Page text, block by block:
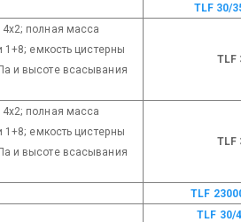
TLF 30/
полная масса
1+8; емкость цистерны
и высоте всасывания
TLF
полная масса
1+8; емкость цистерны
и высоте всасывания
TLF
ТLF
TLF 30/